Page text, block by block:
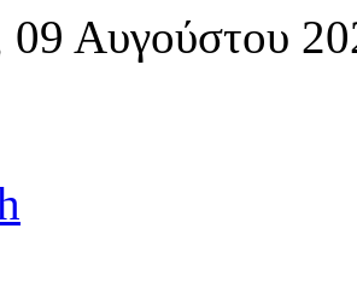
09 Αυγούστου